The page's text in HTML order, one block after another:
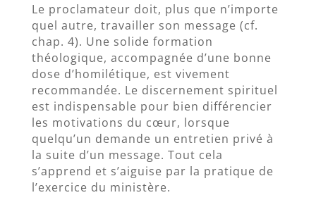
Le proclamateur doit, plus que n’importe
quel autre, travailler son message (cf.
chap. 4). Une solide formation
théologique, accompagnée d’une bonne
dose d’homilétique, est vivement
recommandée. Le discernement spirituel
est indispensable pour bien différencier
les motivations du cœur, lorsque
quelqu’un demande un entretien privé à
la suite d’un message. Tout cela
s’apprend et s’aiguise par la pratique de
l’exercice du ministère.